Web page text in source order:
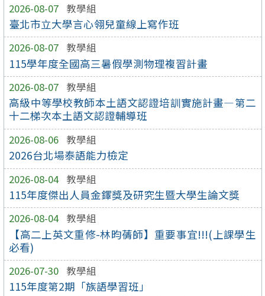
2026-08-07 教學組
臺北市立大學言心翎兒童線上寫作班
2026-08-07 教學組
115學年度全國高三暑假學測物理複習計畫
2026-08-07 教學組
高級中等學校教師本土語文認證培訓實施計畫—第二
十二梯次本土語文認證輔導班
2026-08-06 教學組
2026台北場泰語能力檢定
2026-08-04 教學組
115年度傑出人員金鐸獎及研究生暨大學生論文獎
2026-08-04 教學組
【高二上英文重修-林昀蒨師】重要事宜!!!(上課學生
必看)
2026-07-30 教學組
115年度第2期「族語學習班」